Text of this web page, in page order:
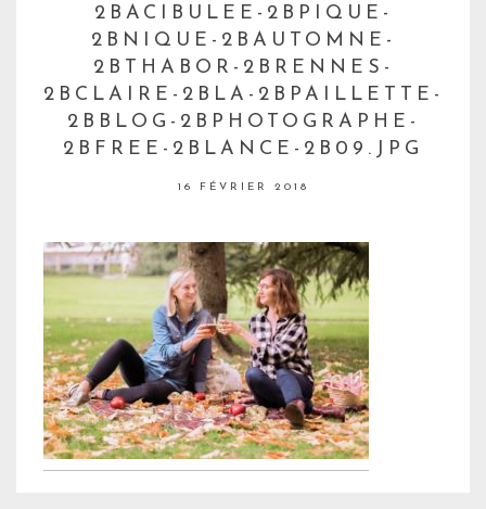
2BACIBULEE-2BPIQUE-
2BNIQUE-2BAUTOMNE-
2BTHABOR-2BRENNES-
2BCLAIRE-2BLA-2BPAILLETTE-
2BBLOG-2BPHOTOGRAPHE-
2BFREE-2BLANCE-2B09.JPG
16 FÉVRIER 2018